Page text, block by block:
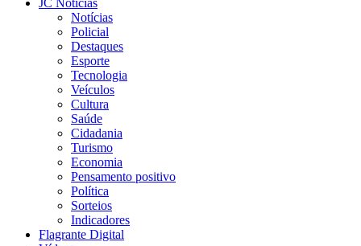
JC Notícias
Notícias
Policial
Destaques
Esporte
Tecnologia
Veículos
Cultura
Saúde
Cidadania
Turismo
Economia
Pensamento positivo
Política
Sorteios
Indicadores
Flagrante Digital